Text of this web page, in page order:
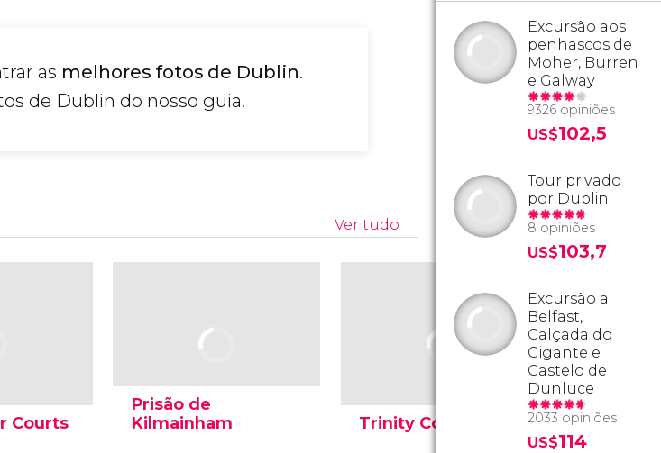
as melhores fotos de Dublin.
de Dublin do nosso guia.
Ver tudo
Courts
Prisão de
Kilmainham
Trinity College
uma
Excursão aos
penhascos de
Moher, Burren
e Galway
9326 opiniões
US$102,5
Tour privado
por Dublin
8 opiniões
US$103,7
Excursão a
Belfast,
Calçada do
Gigante e
Castelo de
Dunluce
2033 opiniões
US$114